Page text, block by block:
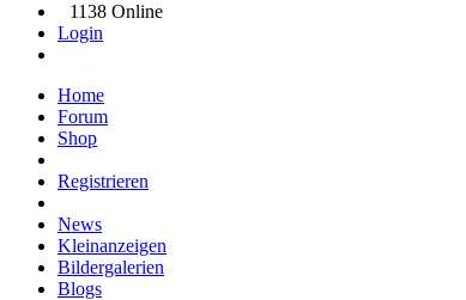
1138 Online
Login
Home
Forum
Shop
Registrieren
News
Kleinanzeigen
Bildergalerien
Blogs